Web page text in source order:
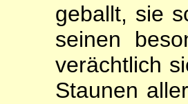
geballt, sie
seinen
verächtlich
Staunen